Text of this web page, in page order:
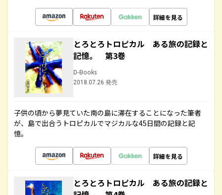
詳細を見る
とろとろトロピカル ある旅の記録と
記憶。 第3巻
D-Books
2018.07.26 発売
子供の頃から夢見ていた南の島に滞在することになった筆者
が、島で出合うトロピカルでマジカルな45日間の記録と記
憶。
詳細を見る
とろとろトロピカル ある旅の記録と